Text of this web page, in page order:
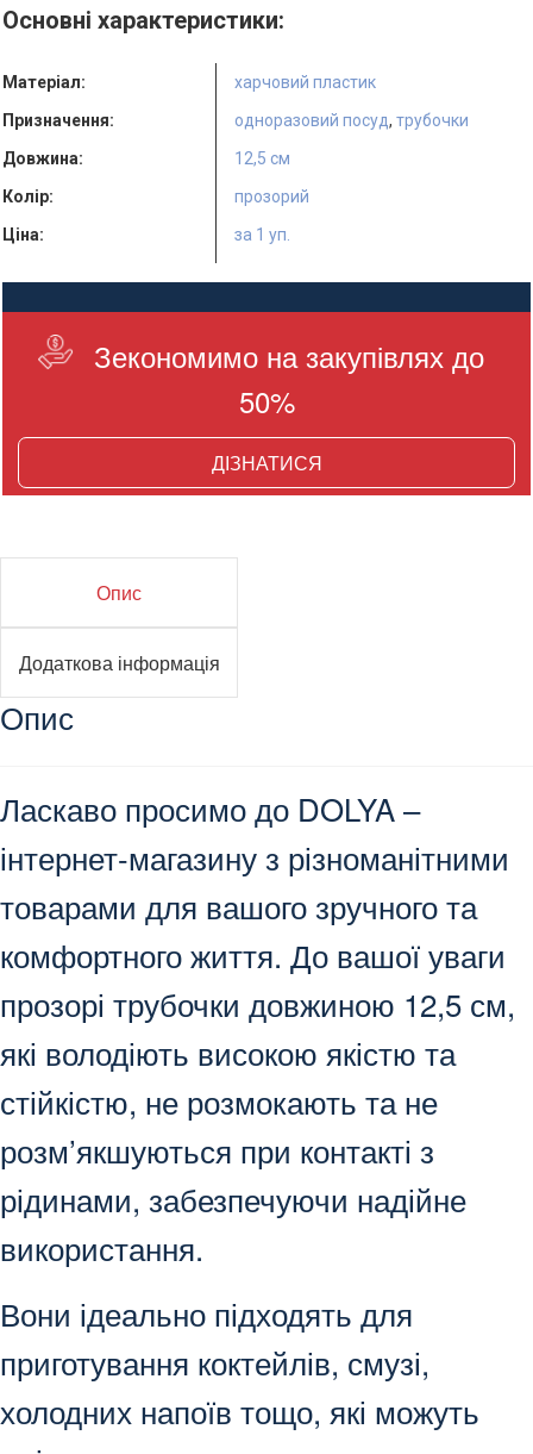
Основні характеристики:
Матеріал:
харчовий пластик
Призначення:
одноразовий посуд, трубочки
Довжина:
12,5 см
Колір:
прозорий
Ціна:
за 1 уп.
Країна виробник:
Україна
Зекономимо на закупівлях до
50%
ДІЗНАТИСЯ
Опис
Додаткова інформація
Опис
Ласкаво просимо до DOLYA –
інтернет-магазину з різноманітними
товарами для вашого зручного та
комфортного життя. До вашої уваги
прозорі трубочки довжиною 12,5 см,
які володіють високою якістю та
стійкістю, не розмокають та не
розм’якшуються при контакті з
рідинами, забезпечуючи надійне
використання.
Вони ідеально підходять для
приготування коктейлів, смузі,
холодних напоїв тощо, які можуть